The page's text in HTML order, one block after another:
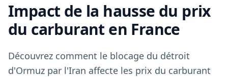
Impact de la hausse du prix
du carburant en France
Découvrez comment le blocage du détroit
d'Ormuz par l'Iran affecte les prix du carburant